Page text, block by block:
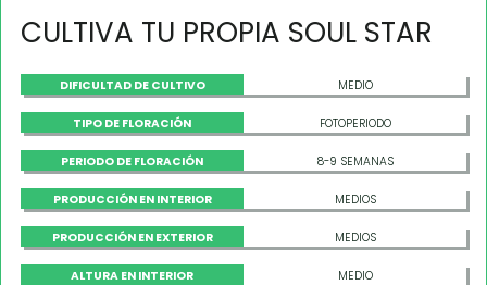
CULTIVA TU PROPIA SOUL STAR
DIFICULTAD DE CULTIVO MEDIO
TIPO DE FLORACIÓN FOTOPERIODO
PERIODO DE FLORACIÓN 8-9 SEMANAS
PRODUCCIÓN EN INTERIOR MEDIOS
PRODUCCIÓN EN EXTERIOR MEDIOS
ALTURA EN INTERIOR MEDIO